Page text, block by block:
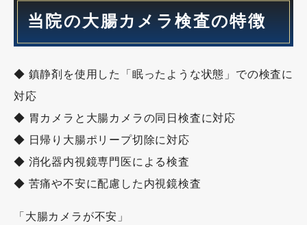
当院の大腸カメラ検査の特徴
◆ 鎮静剤を使用した「眠ったような状態」での検査に
対応
◆ 胃カメラと大腸カメラの同日検査に対応
◆ 日帰り大腸ポリープ切除に対応
◆ 消化器内視鏡専門医による検査
◆ 苦痛や不安に配慮した内視鏡検査
「大腸カメラが不安」